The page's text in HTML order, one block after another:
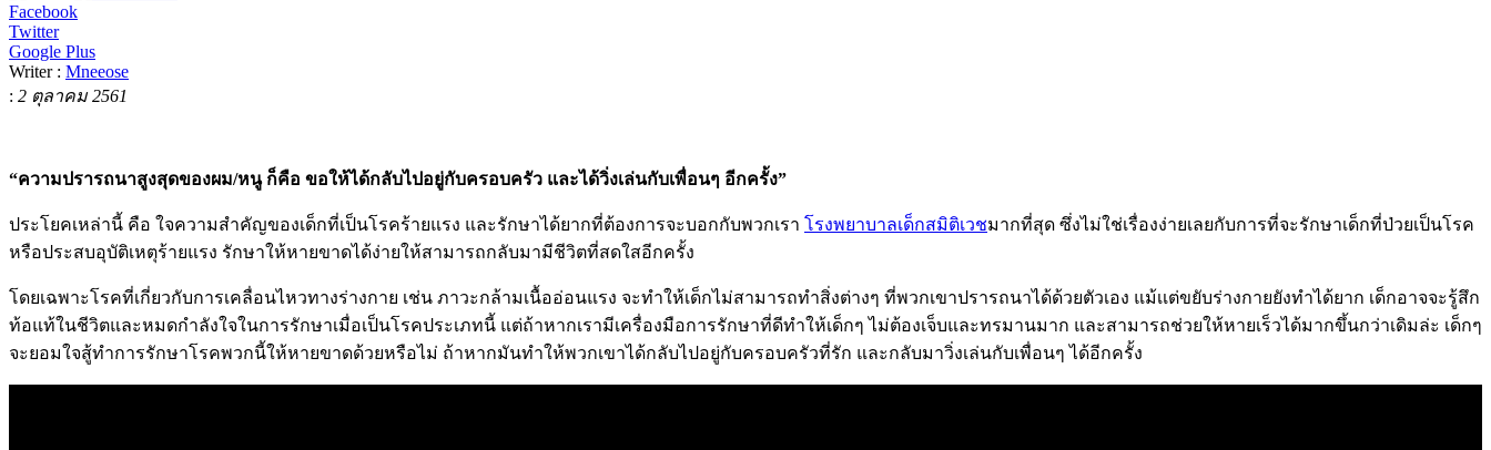
Facebook
Twitter
Google Plus
Writer : Mneeose
: 2 ตุลาคม 2561
“ความปรารถนาสูงสุดของผม/หนู ก็คือ ขอให้ได้กลับไปอยู่กับครอบครัว และได้วิ่งเล่นกับเพื่อนๆ อีกครั้ง”
ประโยคเหล่านี้ คือ ใจความสำคัญของเด็กที่เป็นโรคร้ายแรง และรักษาได้ยากที่ต้องการจะบอกกับพวกเรา โรงพยาบาลเด็กสมิติเวชมากที่สุด ซึ่งไม่ใช่เรื่องง่ายเลยกับการที่จะรักษาเด็กที่ป่วยเป็นโรค
หรือประสบอุบัติเหตุร้ายแรง รักษาให้หายขาดได้ง่ายให้สามารถกลับมามีชีวิตที่สดใสอีกครั้ง
โดยเฉพาะโรคที่เกี่ยวกับการเคลื่อนไหวทางร่างกาย เช่น ภาวะกล้ามเนื้ออ่อนแรง จะทำให้เด็กไม่สามารถทำสิ่งต่างๆ ที่พวกเขาปรารถนาได้ด้วยตัวเอง แม้เเต่ขยับร่างกายยังทำได้ยาก เด็กอาจจะรู้สึก
ท้อแท้ในชีวิตและหมดกำลังใจในการรักษาเมื่อเป็นโรคประเภทนี้ แต่ถ้าหากเรามีเครื่องมือการรักษาที่ดีทำให้เด็กๆ ไม่ต้องเจ็บและทรมานมาก และสามารถช่วยให้หายเร็วได้มากขึ้นกว่าเดิมล่ะ เด็กๆ
จะยอมใจสู้ทำการรักษาโรคพวกนี้ให้หายขาดด้วยหรือไม่ ถ้าหากมันทำให้พวกเขาได้กลับไปอยู่กับครอบครัวที่รัก และกลับมาวิ่งเล่นกับเพื่อนๆ ได้อีกครั้ง